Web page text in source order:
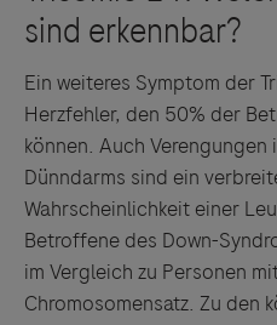
Ein weiteres Symptom der
Herzfehler, den 50% der
können. Auch
Dünndarms sind ein
Wahrscheinlichkeit einer
Betroffene des Down-
im Vergleich zu Personen
Chromosomensatz. Zu den